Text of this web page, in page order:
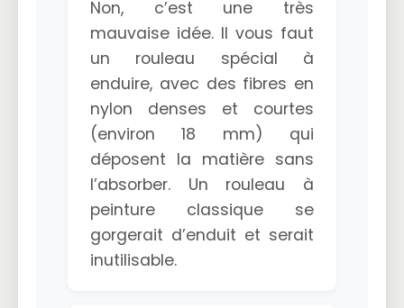
Non, c’est une très
mauvaise idée. Il vous faut
un rouleau spécial à
enduire, avec des fibres en
nylon denses et courtes
(environ 18 mm) qui
déposent la matière sans
l’absorber. Un rouleau à
peinture classique se
gorgerait d’enduit et serait
inutilisable.